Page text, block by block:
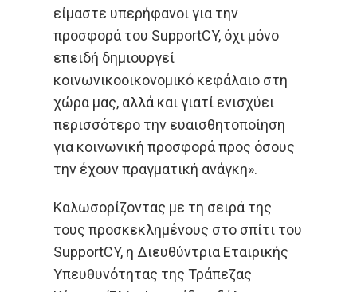
είμαστε υπερήφανοι για την
προσφορά του SupportCY, όχι μόνο
επειδή δημιουργεί
κοινωνικοοικονομικό κεφάλαιο στη
χώρα μας, αλλά και γιατί ενισχύει
περισσότερο την ευαισθητοποίηση
για κοινωνική προσφορά προς όσους
την έχουν πραγματική ανάγκη».
Καλωσορίζοντας με τη σειρά της
τους προσκεκλημένους στο σπίτι του
SupportCY, η Διευθύντρια Εταιρικής
Υπευθυνότητας της Τράπεζας